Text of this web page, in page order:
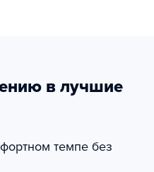
в лучшие
темпе без